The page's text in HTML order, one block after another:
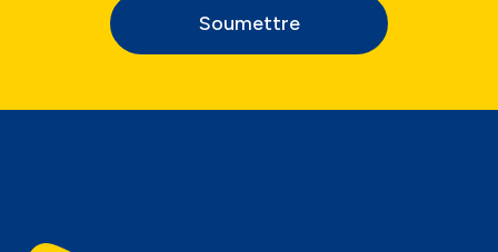
Soumettre